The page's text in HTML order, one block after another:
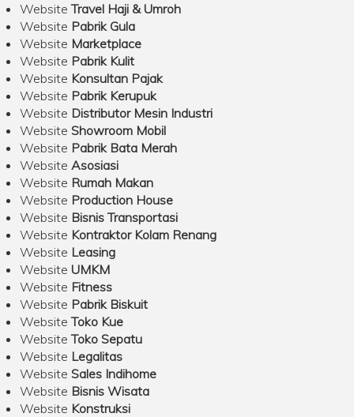
WebsiteTravel Haji & Umroh
Website Pabrik Gula
Website Marketplace
Website Pabrik Kulit
Website Konsultan Pajak
Website Pabrik Kerupuk
Website Distributor Mesin Industri
Website Showroom Mobil
Website Pabrik Bata Merah
Website Asosiasi
Website Rumah Makan
Website Production House
Website Bisnis Transportasi
Website Kontraktor Kolam Renang
Website Leasing
Website UMKM
Website Fitness
Website Pabrik Biskuit
WebsiteToko Kue
WebsiteToko Sepatu
Website Legalitas
Website Sales Indihome
Website Bisnis Wisata
Website Konstruksi